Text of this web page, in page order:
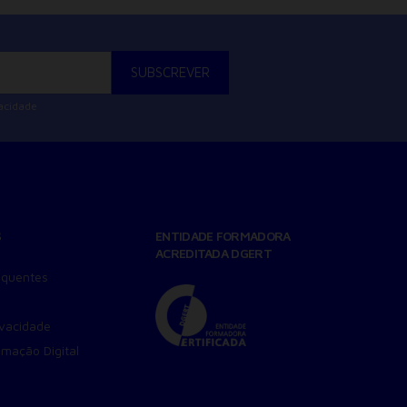
Digital
ENTIDADE FORMADORA
ACREDITADA DGERT